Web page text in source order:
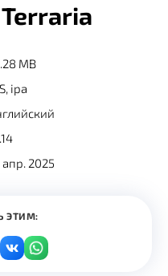
MB
ipa
апр. 2025
ЭТИМ: